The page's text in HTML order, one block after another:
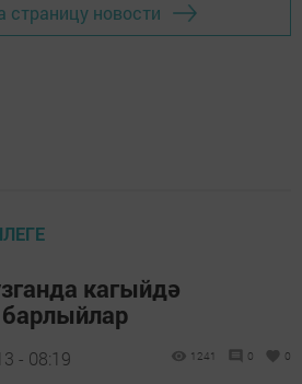
страницу новости
кагыйдә
- 08:19 1241 0 0